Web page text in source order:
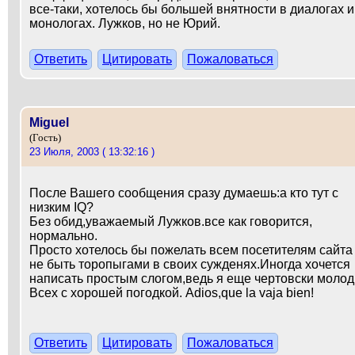
все-таки, хотелось бы большей внятности в диалогах и
монологах. Лужков, но не Юрий.
Ответить Цитировать Пожаловаться
Miguel
(Гость)
23 Июля, 2003 ( 13:32:16 )
После Вашего сообщения сразу думаешь:а кто тут с
низким IQ?
Без обид,уважаемый Лужков.все как говорится,
нормально.
Просто хотелось бы пожелать всем посетителям сайта
не быть торопыгами в своих сужденях.Иногда хочется
написать простым слогом,ведь я еще чертовски
Всех с хорошей погодкой. Adios,que la vaja bien!
Ответить Цитировать Пожаловаться